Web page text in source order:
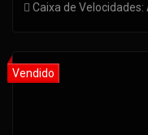
Caixa de